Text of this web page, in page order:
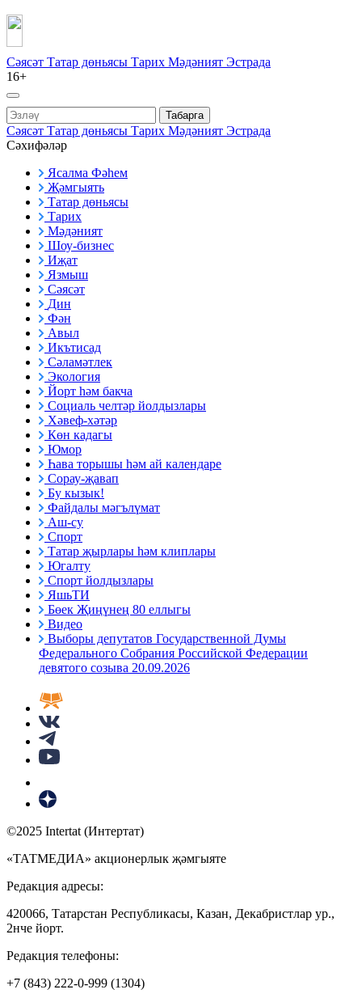
Сәясәт Татар дөньясы Тарих Мәдәният Эстрада
16+
Табарга
Сәясәт Татар дөньясы Тарих Мәдәният Эстрада
Сәхифәләр
Ясалма Фәһем
Җәмгыять
Татар дөньясы
Тарих
Мәдәният
Шоу-бизнес
Иҗат
Язмыш
Сәясәт
Дин
Фән
Авыл
Икътисад
Сәламәтлек
Экология
Йорт һәм бакча
Социаль челтәр йолдызлары
Хәвеф-хәтәр
Көн кадагы
Юмор
Һава торышы һәм ай календаре
Сорау-җавап
Бу кызык!
Файдалы мәгълүмат
Аш-су
Спорт
Татар җырлары һәм клиплары
Югалту
Спорт йолдызлары
ЯшьТИ
Бөек Җиңүнең 80 еллыгы
Видео
Выборы депутатов Государственной Думы
Федерального Собрания Российской Федерации
девятого созыва 20.09.2026
©2025 Intertat (Интертат)
«ТАТМЕДИА» акционерлык җәмгыяте
Редакция адресы:
420066, Татарстан Республикасы, Казан, Декабристлар ур.,
2нче йорт.
Редакция телефоны:
+7 (843) 222-0-999 (1304)